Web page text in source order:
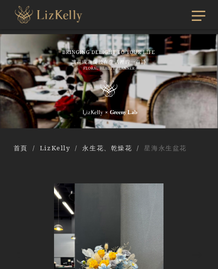
首頁 LizKelly 永生花、乾燥花 星海永生盆花